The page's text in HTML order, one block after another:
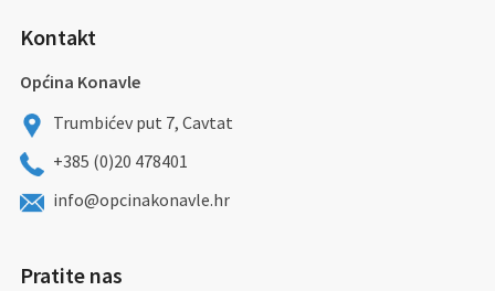
Kontakt
Općina Konavle
Trumbićev put 7, Cavtat
+385 (0)20 478401
info@opcinakonavle.hr
Pratite nas